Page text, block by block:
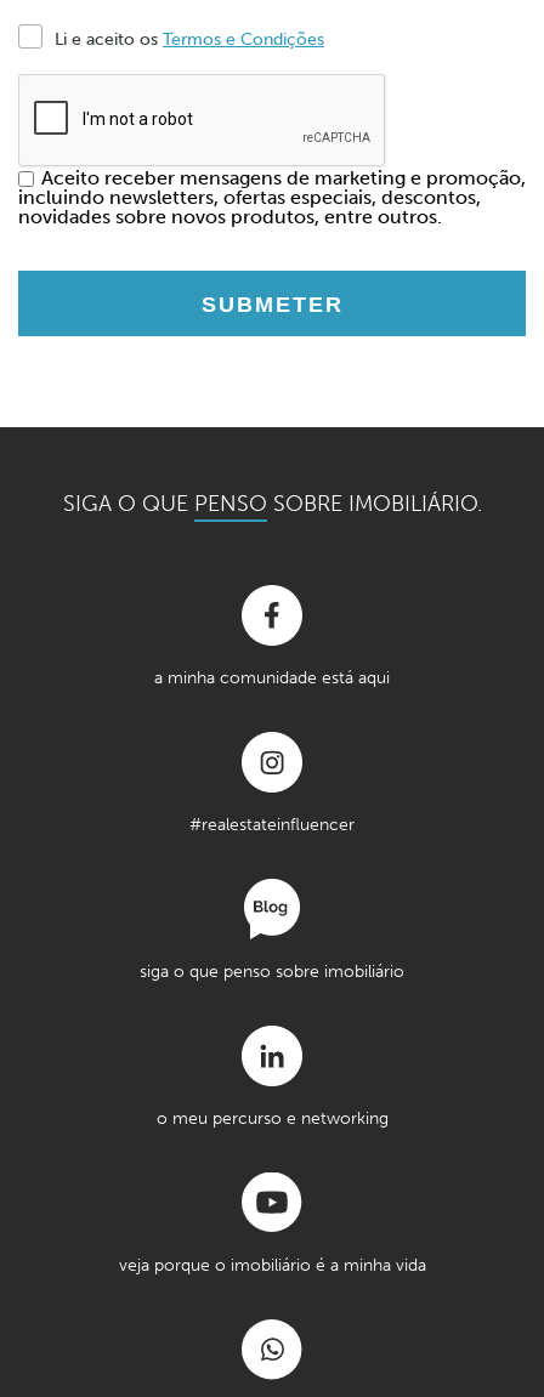
Li e aceito os Termos e Condições
Aceito receber mensagens de marketing e promoção,
incluindo newsletters, ofertas especiais, descontos,
novidades sobre novos produtos, entre outros.
SIGA O QUE PENSO SOBRE IMOBILIÁRIO.
a minha comunidade está aqui
#realestateinfluencer
siga o que penso sobre imobiliário
o meu percurso e networking
veja porque o imobiliário é a minha vida